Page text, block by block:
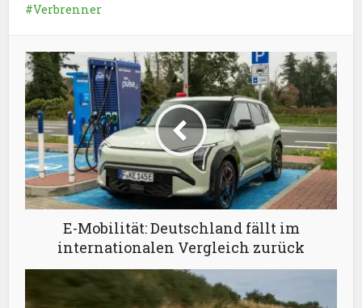
Verbrenner
E-Mobilität: Deutschland fällt im
internationalen Vergleich zurück